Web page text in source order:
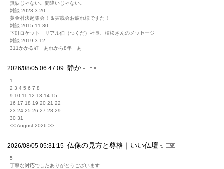
無駄じゃない。間違いじゃない。
雑談 2023.3.20
黄金村決起集会！＆実践会お疲れ様ですた！
雑談 2015.11.30
下町ロケット リアル佃（つくだ）社長、植松さんのメッセージ
雑談 2019.3.12
311かかる虹 あれから8年 あ
2026/08/05 06:47:09 静か
1
2 3 4 5 6 7 8
9 10 11 12 13 14 15
16 17 18 19 20 21 22
23 24 25 26 27 28 29
30 31
<< August 2026 >>
2026/08/05 05:31:15 仏像の見方と尊格｜いい仏壇
5
丁寧な対応でしたありがとうございます